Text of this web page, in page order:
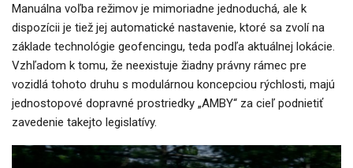
Manuálna voľba režimov je mimoriadne jednoduchá, ale k
dispozícii je tiež jej automatické nastavenie, ktoré sa zvolí na
základe technológie geofencingu, teda podľa aktuálnej lokácie.
Vzhľadom k tomu, že neexistuje žiadny právny rámec pre
vozidlá tohoto druhu s modulárnou koncepciou rýchlosti, majú
jednostopové dopravné prostriedky „AMBY“ za cieľ podnietiť
zavedenie takejto legislatívy.